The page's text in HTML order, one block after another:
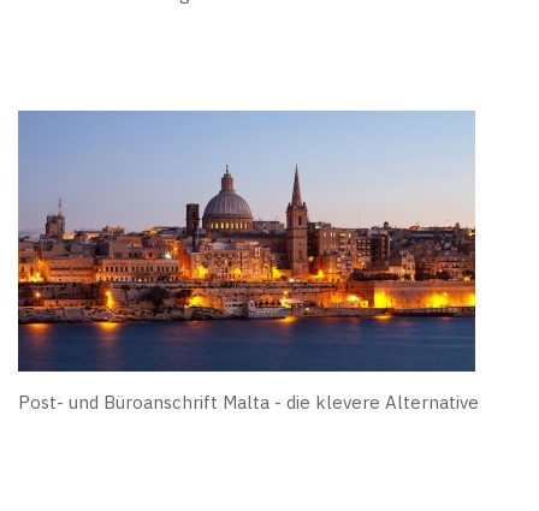
Post- und Büroanschrift Malta - die klevere Alternative